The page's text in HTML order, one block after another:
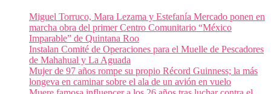
Miguel Torruco, Mara Lezama y Estefanía Mercado ponen en
marcha obra del primer Centro Comunitario “México
Imparable” de Quintana Roo
Instalan Comité de Operaciones para el Muelle de Pescadores
de Mahahual y La Aguada
Mujer de 97 años rompe su propio Récord Guinness; la más
longeva en caminar sobre el ala de un avión en vuelo